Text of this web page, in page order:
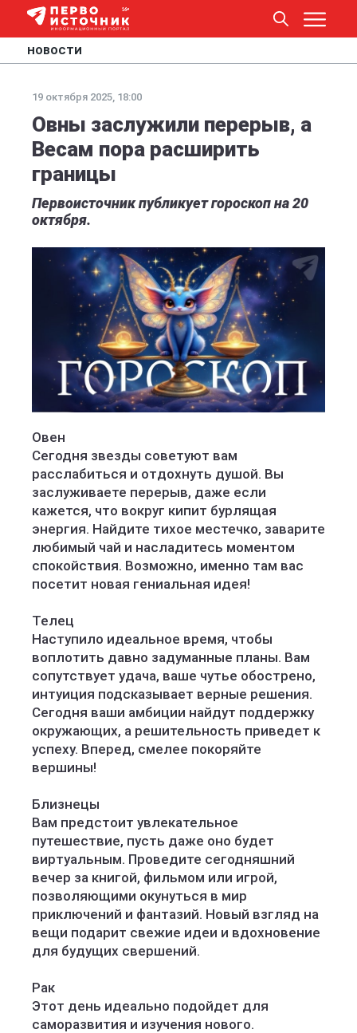
НОВОСТИ
19 октября 2025, 18:00
Овны заслужили перерыв, а
Весам пора расширить
границы
Первоисточник публикует гороскоп на 20
октября.
Овен
Сегодня звезды советуют вам
расслабиться и отдохнуть душой. Вы
заслуживаете перерыв, даже если
кажется, что вокруг кипит бурлящая
энергия. Найдите тихое местечко, заварите
любимый чай и насладитесь моментом
спокойствия. Возможно, именно там вас
посетит новая гениальная идея!
Телец
Наступило идеальное время, чтобы
воплотить давно задуманные планы. Вам
сопутствует удача, ваше чутье обострено,
интуиция подсказывает верные решения.
Сегодня ваши амбиции найдут поддержку
окружающих, а решительность приведет к
успеху. Вперед, смелее покоряйте
вершины!
Близнецы
Вам предстоит увлекательное
путешествие, пусть даже оно будет
виртуальным. Проведите сегодняшний
вечер за книгой, фильмом или игрой,
позволяющими окунуться в мир
приключений и фантазий. Новый взгляд на
вещи подарит свежие идеи и вдохновение
для будущих свершений.
Рак
Этот день идеально подойдет для
саморазвития и изучения нового.